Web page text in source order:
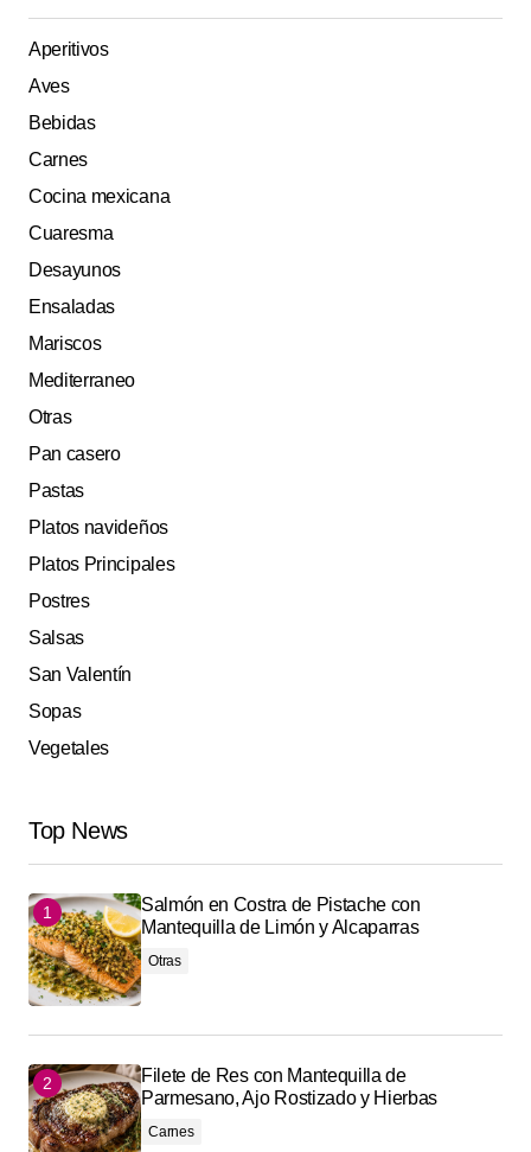
Aperitivos
Aves
Bebidas
Carnes
Cocina mexicana
Cuaresma
Desayunos
Ensaladas
Mariscos
Mediterraneo
Otras
Pan casero
Pastas
Platos navideños
Platos Principales
Postres
Salsas
San Valentín
Sopas
Vegetales
Top News
Salmón en Costra de Pistache con
Mantequilla de Limón y Alcaparras
Otras
Filete de Res con Mantequilla de
Parmesano, Ajo Rostizado y Hierbas
Carnes